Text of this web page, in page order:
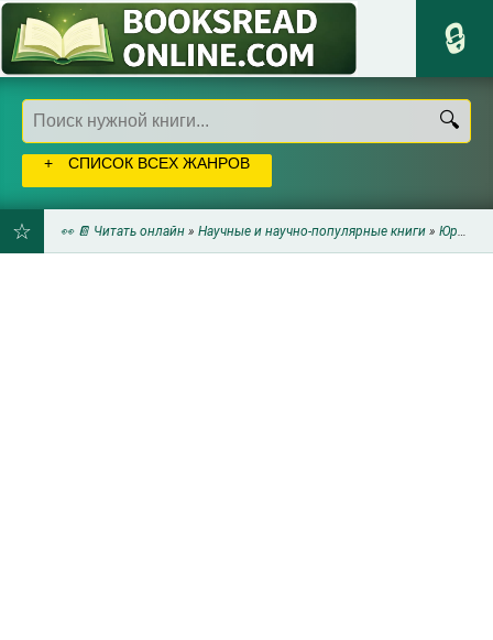
СПИСОК ВСЕХ ЖАНРОВ
👀 📔 Читать онлайн » Научные и научно-популярные книги » Юриспруденция